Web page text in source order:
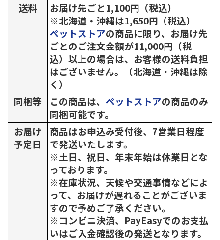
送料
お届け先ごと1,100円（税込）
※北海道・沖縄は1,650円（税込）
ペットストアの商品に限り、お届け先
ごとのご注文金額が11,000円（税
込）以上の場合は、お客様の送料負担
はございません。（北海道・沖縄は除
く）
同梱等
この商品は、 ペットストアの商品のみ
同梱可能です。
お届け
予定日
商品はお申込み受付後、7営業日程度
で発送いたします。
※土日、祝日、年末年始は休業日とな
っております。
※在庫状況、天候や交通事情などによ
って、お届けが遅れることがございま
すので予めご了承ください。
※コンビニ決済、PayEasyでのお支払
いはご入金確認後の発送となります。